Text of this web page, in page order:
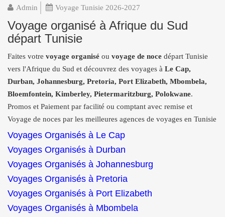
Admin Voyage Tunisie 2026-2027
Voyage organisé à Afrique du Sud
départ Tunisie
Faites votre voyage organisé ou voyage de noce départ Tunisie
vers l'Afrique du Sud et découvrez des voyages à Le Cap,
Durban, Johannesburg, Pretoria, Port Elizabeth, Mbombela,
Bloemfontein, Kimberley, Pietermaritzburg, Polokwane.
Promos et Paiement par facilité ou comptant avec remise et
Voyage de noces par les meilleures agences de voyages en Tunisie
Voyages Organisés à Le Cap
Voyages Organisés à Durban
Voyages Organisés à Johannesburg
Voyages Organisés à Pretoria
Voyages Organisés à Port Elizabeth
Voyages Organisés à Mbombela